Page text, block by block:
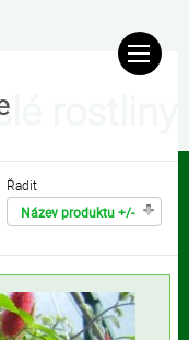
rostliny
Řadit
Název produktu +/-